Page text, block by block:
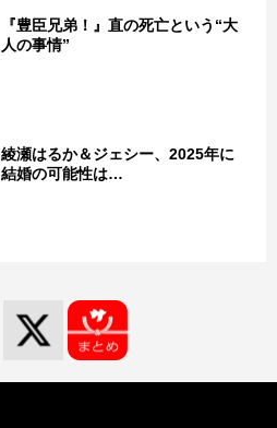
『豊臣兄弟！』直の死亡という“大
人の事情”
綾瀬はるか＆ジェシー、2025年に
結婚の可能性は…